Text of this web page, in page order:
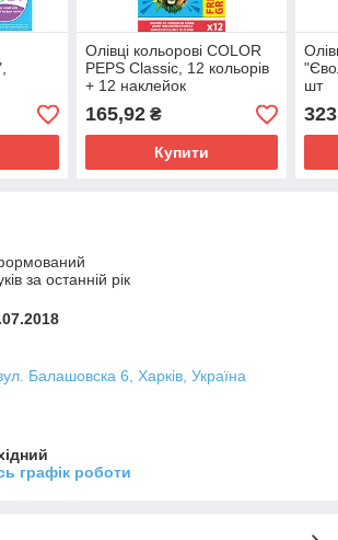
Олівці кольорові COLOR
PEPS Classic, 12 кольорів
+ 12 наклейок
165,92₴
Купити
шт
за останній рік
Балашовска 6, Харків, Україна
графік роботи